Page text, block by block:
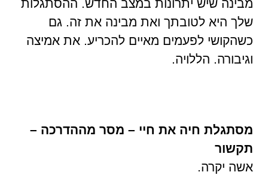
מבינה שיש יתרונות במצב החדש. ההסתגלות
שלך היא לטובתך ואת מבינה את זה. גם
כשהקושי לפעמים מאיים להכריע. את אמיצה
וגיבורה. הללויה.
מסתגלת חיה את חיי – מסר מההדרכה –
תקשור
אשה יקרה.